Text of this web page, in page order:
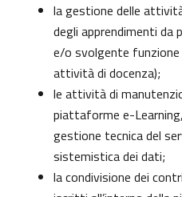
la gestione delle
degli apprendimenti da
e/o svolgente funzione
attività di docenza);
le attività di
piattaforme e-
gestione tecnica del
sistemistica dei dati;
la condivisione dei